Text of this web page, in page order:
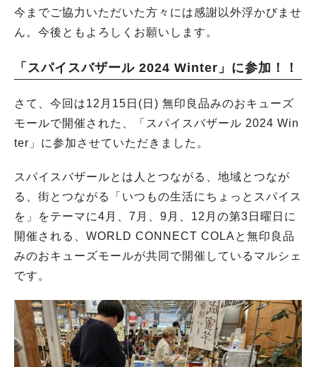
今までご協力いただいた方々には感謝以外浮かびませ
ん。今後ともよろしくお願いします。
「スパイスバザール 2024 Winter」に参加！！
さて、今回は12月15日(日) 無印良品みのおキューズ
モールで開催された、「スパイスバザール 2024 Win
ter」に参加させていただきました。
スパイスバザールとは人とつながる、地域とつなが
る、街とつながる「いつもの生活にちょっとスパイス
を」をテーマに4月、7月、9月、12月の第3日曜日に
開催される、WORLD CONNECT COLAと無印良品
みのおキューズモールが共同で開催しているマルシェ
です。